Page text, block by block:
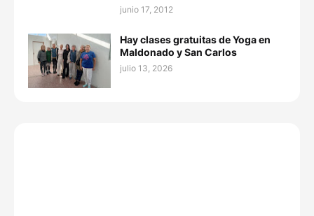
junio 17, 2012
Hay clases gratuitas de Yoga en
Maldonado y San Carlos
julio 13, 2026